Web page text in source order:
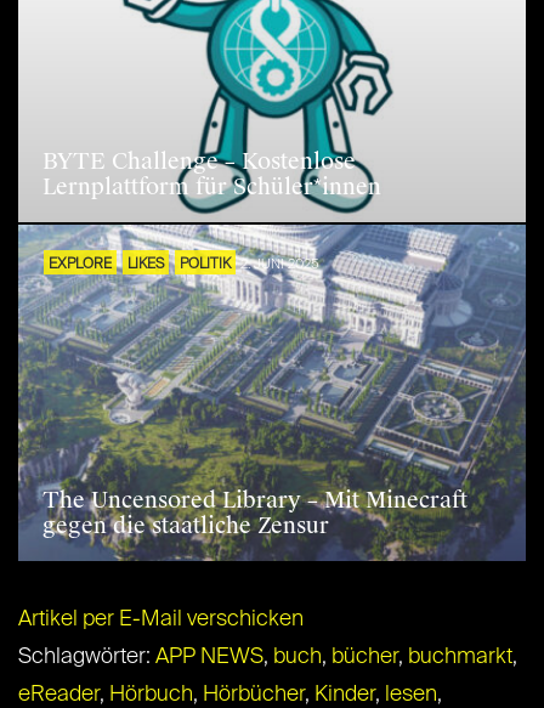
BYTE Challenge – Kostenlose
Lernplattform für Schüler*innen
EXPLORE LIKES POLITIK 2. JUNI 2025
The Uncensored Library – Mit Minecraft
gegen die staatliche Zensur
Artikel per E-Mail verschicken
Schlagwörter: APP NEWS, buch, bücher, buchmarkt,
eReader, Hörbuch, Hörbücher, Kinder, lesen,